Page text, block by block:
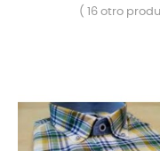
( 16 otro